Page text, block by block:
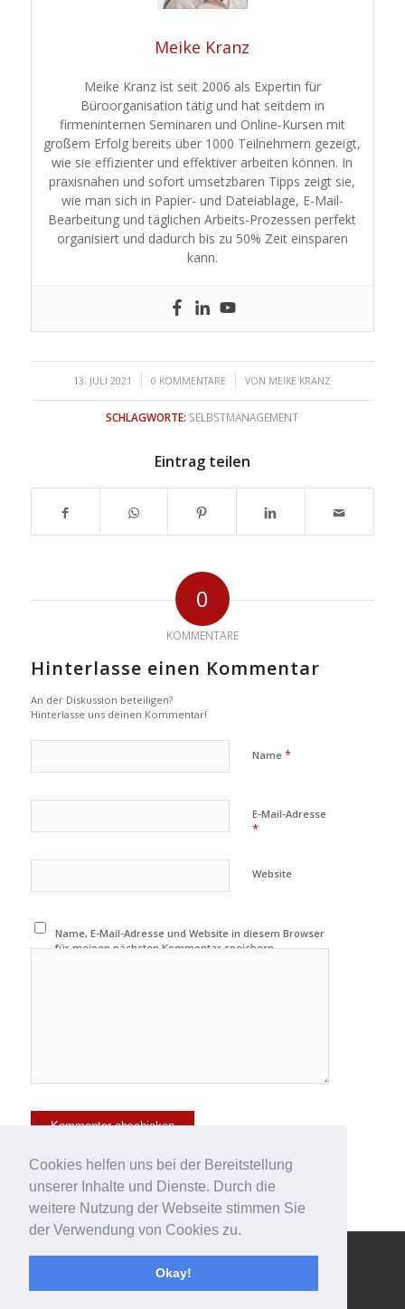
Cookies helfen uns bei der Bereitstellung
unserer Inhalte und Dienste. Durch die
weitere Nutzung der Webseite stimmen Sie
der Verwendung von Cookies zu.
Okay!
Meike Kranz
Meike Kranz ist seit 2006 als Expertin für
Büroorganisation tätig und hat seitdem in
firmeninternen Seminaren und Online-Kursen mit
großem Erfolg bereits über 1000 Teilnehmern gezeigt,
wie sie effizienter und effektiver arbeiten können. In
praxisnahen und sofort umsetzbaren Tipps zeigt sie,
wie man sich in Papier- und Dateiablage, E-Mail-
Bearbeitung und täglichen Arbeits-Prozessen perfekt
organisiert und dadurch bis zu 50% Zeit einsparen
kann.
13. JULI 2021
/ 0 KOMMENTARE
/ VON MEIKE KRANZ
SCHLAGWORTE: SELBSTMANAGEMENT
Eintrag teilen
0
KOMMENTARE
Hinterlasse einen Kommentar
An der Diskussion beteiligen?
Hinterlasse uns deinen Kommentar!
Name *
E-Mail-Adresse
*
Website
Name, E-Mail-Adresse und Website in diesem Browser
für meinen nächsten Kommentar speichern.
© Copyright - 123effizientdabei - Mehr Effizienz im Büro - mehr
Ordnung am Arbeitsplatz - Aufräumen mit System -
Enfold WordPress Theme